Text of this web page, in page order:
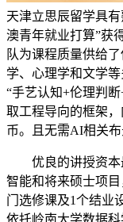
天津立思辰留学具
澳青年就业打算”获
队为课程质量供给
学、心理学和文学
“手艺认知+伦理判
取工程导向的框架
币。且无需AI相关布
优良的讲授资本
智能和将来硕士项
门选修课及1个结业
依托岭南大学数据